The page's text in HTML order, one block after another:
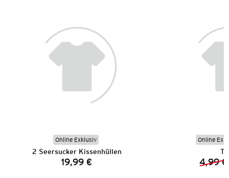
Online Exklusiv
2 Seersucker Kissenhüllen
Preis:
19,99 €
Online
4,99 €